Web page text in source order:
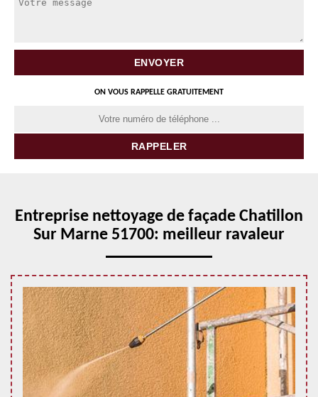
ON VOUS RAPPELLE GRATUITEMENT
Entreprise nettoyage de façade Chatillon
Sur Marne 51700: meilleur ravaleur